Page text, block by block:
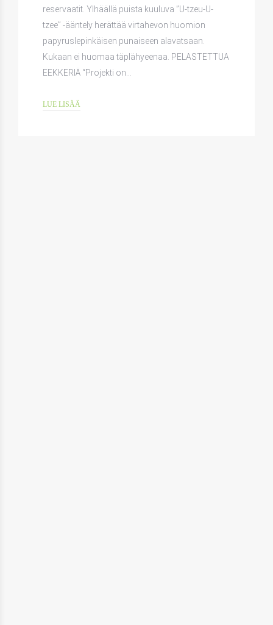
reservaatit. Ylhäällä puista kuuluva ”U-tzeu-U-
tzee” -ääntely herättää virtahevon huomion
papyruslepinkäisen punaiseen alavatsaan.
Kukaan ei huomaa täplähyeenaa. PELASTETTUA
EEKKERIÄ “Projekti on…
LUE LISÄÄ